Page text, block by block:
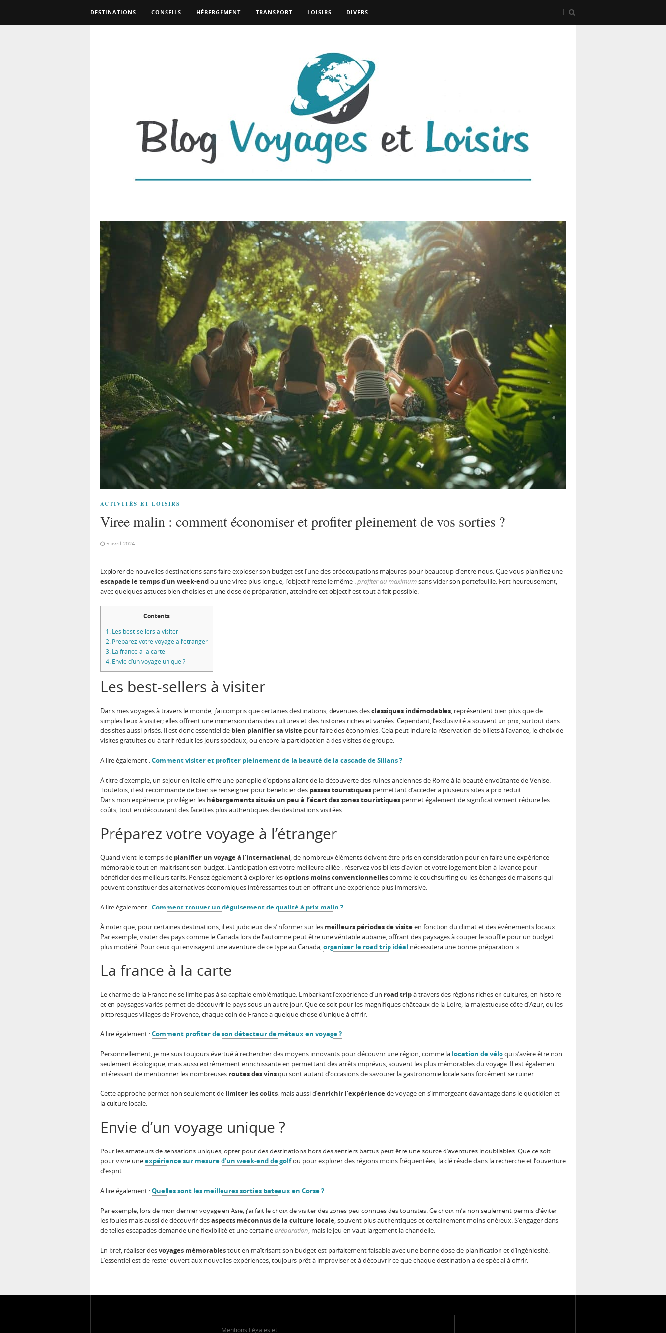
DESTINATIONS CONSEILS HÉBERGEMENT TRANSPORT LOISIRS DIVERS
ACTIVITÉS ET LOISIRS
Viree malin : comment économiser et profiter pleinement de vos sorties ?
5 avril 2024
Explorer de nouvelles destinations sans faire exploser son budget est l’une des préoccupations majeures pour beaucoup d’entre nous. Que vous planifiez une
escapade le temps d’un week-endou une viree plus longue, l’objectif reste le même :profiter au maximumsans vider son portefeuille. Fort heureusement,
avec quelques astuces bien choisies et une dose de préparation, atteindre cet objectif est tout à fait possible.
Contents
1. Les best-sellers à visiter
2. Préparez votre voyage à l’étranger
3. La france à la carte
4. Envie d’un voyage unique ?
Les best-sellers à visiter
Dans mes voyages à travers le monde, j’ai compris que certaines destinations, devenues desclassiques indémodables, représentent bien plus que de
simples lieux à visiter; elles offrent une immersion dans des cultures et des histoires riches et variées. Cependant, l’exclusivité a souvent un prix, surtout dans
des sites aussi prisés. Il est donc essentiel de bien planifier sa visite pour faire des économies. Cela peut inclure la réservation de billets à l’avance, le choix de
visites gratuites ou à tarif réduit les jours spéciaux, ou encore la participation à des visites de groupe.
A lire également :Comment visiter et profiter pleinement de la beauté de la cascade de Sillans ?
À titre d’exemple, un séjour en Italie offre une panoplie d’options allant de la découverte des ruines anciennes de Rome à la beauté envoûtante de Venise.
Toutefois, il est recommandé de bien se renseigner pour bénéficier des passes touristiques permettant d’accéder à plusieurs sites à prix réduit.
Dans mon expérience, privilégier les hébergements situés un peu à l’écart des zones touristiques permet également de significativement réduire les
coûts, tout en découvrant des facettes plus authentiques des destinations visitées.
Préparez votre voyage à l’étranger
Quand vient le temps de planifier un voyage à l’international, de nombreux éléments doivent être pris en considération pour en faire une expérience
mémorable tout en maitrisant son budget. L’anticipation est votre meilleure alliée : réservez vos billets d’avion et votre logement bien à l’avance pour
bénéficier des meilleurs tarifs. Pensez également à explorer lesoptions moins conventionnellescomme le couchsurfing ou les échanges de maisons qui
peuvent constituer des alternatives économiques intéressantes tout en offrant une expérience plus immersive.
A lire également :Comment trouver un déguisement de qualité à prix malin ?
À noter que, pour certaines destinations, il est judicieux de s’informer sur les meilleurs périodes de visiteen fonction du climat et des événements locaux.
Par exemple, visiter des pays comme le Canada lors de l’automne peut être une véritable aubaine, offrant des paysages à couper le souffle pour un budget
plus modéré. Pour ceux qui envisagent une aventure de ce type au Canada,organiser le road trip idéal nécessitera une bonne préparation. »
La france à la carte
Le charme de la France ne se limite pas à sa capitale emblématique. Embarkant l’expérience d’un road tripà travers des régions riches en cultures, en histoire
et en paysages variés permet de découvrir le pays sous un autre jour. Que ce soit pour les magnifiques châteaux de la Loire, la majestueuse côte d’Azur, ou les
pittoresques villages de Provence, chaque coin de France a quelque chose d’unique à offrir.
A lire également :Comment profiter de son détecteur de métaux en voyage ?
Personnellement, je me suis toujours évertué à rechercher des moyens innovants pour découvrir une région, comme la location de véloqui s’avère être non
seulement écologique, mais aussi extrêmement enrichissante en permettant des arrêts imprévus, souvent les plus mémorables du voyage. Il est également
intéressant de mentionner les nombreuses routes des vinsqui sont autant d’occasions de savourer la gastronomie locale sans forcément se ruiner.
Cette approche permet non seulement de limiter les coûts, mais aussi d’enrichir l’expériencede voyage en s’immergeant davantage dans le quotidien et
la culture locale.
Envie d’un voyage unique ?
Pour les amateurs de sensations uniques, opter pour des destinations hors des sentiers battus peut être une source d’aventures inoubliables. Que ce soit
pour vivre uneexpérience sur mesure d’un week-end de golfou pour explorer des régions moins fréquentées, la clé réside dans la recherche et l’ouverture
d’esprit.
A lire également :Quelles sont les meilleures sorties bateaux en Corse ?
Par exemple, lors de mon dernier voyage en Asie, j’ai fait le choix de visiter des zones peu connues des touristes. Ce choix m’a non seulement permis d’éviter
les foules mais aussi de découvrir desaspects méconnus de la culture locale, souvent plus authentiques et certainement moins onéreux. S’engager dans
de telles escapades demande une flexibilité et une certainepréparation, mais le jeu en vaut largement la chandelle.
En bref, réaliser desvoyages mémorablestout en maîtrisant son budget est parfaitement faisable avec une bonne dose de planification et d’ingéniosité.
L’essentiel est de rester ouvert aux nouvelles expériences, toujours prêt à improviser et à découvrir ce que chaque destination a de spécial à offrir.
Mentions Légales et